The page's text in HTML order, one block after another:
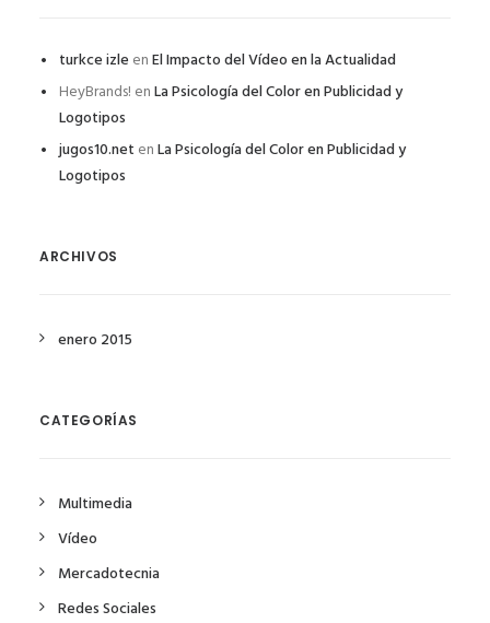
turkce izle enEl Impacto del Vídeo en la Actualidad
HeyBrands! enLa Psicología del Color en Publicidad y
Logotipos
jugos10.net enLa Psicología del Color en Publicidad y
Logotipos
ARCHIVOS
enero 2015
CATEGORÍAS
Multimedia
Vídeo
Mercadotecnia
Redes Sociales